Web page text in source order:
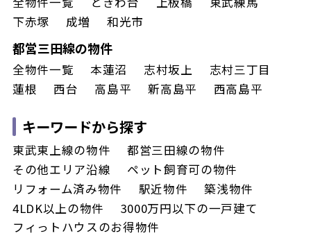
下赤塚
成増 和光市
都営三田線の物件
全物件一覧 本蓮沼 志村坂上
志村三丁目
蓮根
西台 高島平 新高島平 西高島平
キーワードから探す
東武東上線の物件
都営三田線の物件
その他エリア沿線
ペット飼育可の物件
リフォーム済み物件
駅近物件
築浅物件
4LDK以上の物件
3000万円以下の一戸建て
フィっトハウスのお得物件